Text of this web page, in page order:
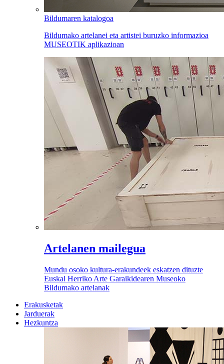
Bildumaren katalogoa
Bildumako artelanei eta artistei buruzko informazioa
MUSEOTIK aplikazioan
Artelanen mailegua
Mundu osoko kultura-erakundeek eskatzen dituzte
Euskal Herriko Arte Garaikidearen Museoko
Bildumako artelanak
Erakusketak
Jarduerak
Hezkuntza